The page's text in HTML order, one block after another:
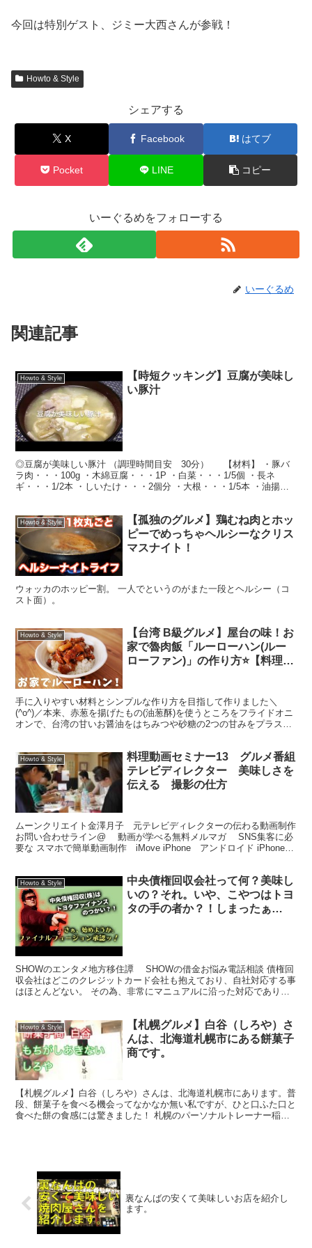
今回は特別ゲスト、ジミー大西さんが参戦！
Howto & Style
シェアする
X Facebook はてブ
Pocket LINE コピー
いーぐるめをフォローする
いーぐるめ
関連記事
Howto & Style
【時短クッキング】豆腐が美味し
い豚汁
◎豆腐が美味しい豚汁 （調理時間目安 30分） 【材料】 ・豚バ
ラ肉・・・100g ・木綿豆腐・・・1P ・白菜・・・1/5個 ・長ネ
ギ・・・1/2本 ・しいたけ・・・2個分 ・大根・・・1/5本 ・油揚
Howto & Style
【孤独のグルメ】鶏むね肉とホッ
ピーでめっちゃヘルシーなクリス
マスナイト！
ウォッカのホッピー割。 一人でというのがまた一段とヘルシー（コ
スト面）。
Howto & Style
【台湾 B級グルメ】屋台の味！お
家で魯肉飯「ルーローハン(ルー
ローファン)」の作り方⭐【料理レ
手に入りやすい材料とシンプルな作り方を目指して作りました＼
(^o^)／本来、赤葱を揚げたもの(油葱酥)を使うところをフライドオニ
オンで、台湾の甘いお醤油をはちみつや砂糖の2つの甘みをプラスす
Howto & Style
料理動画セミナー13 グルメ番組
テレビディレクター 美味しさを
伝える 撮影の仕方
ムーンクリエイト金澤月子 元テレビディレクターの伝わる動画制作
お問い合わせライン@ 動画が学べる無料メルマガ SNS集客に必
要な スマホで簡単動画制作 iMove iPhone アンドロイド iPhone
Howto & Style
中央債権回収会社って何？美味し
いの？それ。いや、こやつはトヨ
タの手の者か？！しまったぁ
SHOWのエンタメ地方移住譚 SHOWの借金お悩み電話相談 債権回
収会社はどこのクレジットカード会社も抱えており、自社対応する事
はほとんどない。 その為、非常にマニュアルに沿った対応であり、
Howto & Style
【札幌グルメ】白谷（しろや）さ
んは、北海道札幌市にある餅菓子
商です。
【札幌グルメ】白谷（しろや）さんは、北海道札幌市にあります。普
段、餅菓子を食べる機会ってなかなか無い私ですが、ひと口ふた口と
食べた餅の食感には驚きました！ 札幌のパーソナルトレーナー稲田
裏なんばの安くて美味しいお店を紹介し
ます。